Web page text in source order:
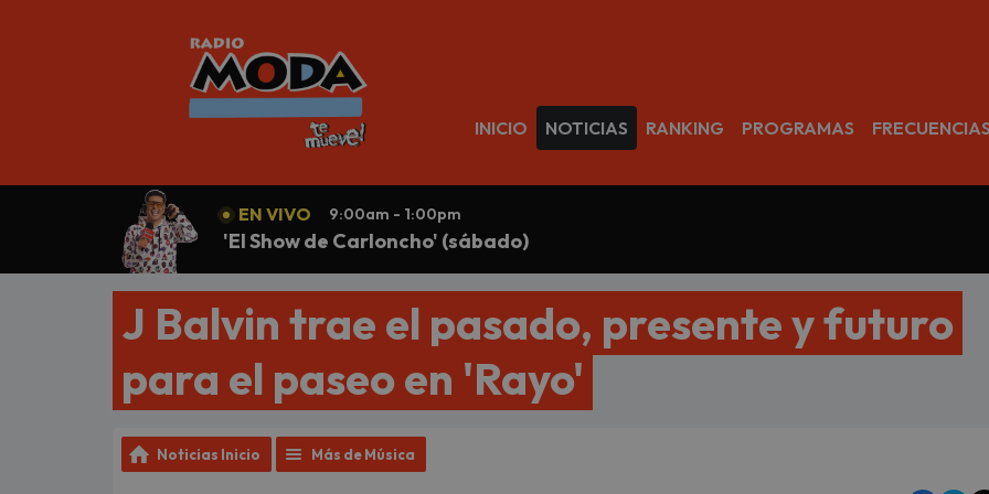
INICIO NOTICIAS RANKING PROGRAMAS FRECUENCIAS
EN VIVO 9:00am - 1:00pm
'El Show de Carloncho' (sábado)
J Balvin trae el pasado, presente y futuro
para el paseo en 'Rayo'
Noticias Inicio Más de Música